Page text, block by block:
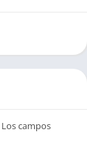
Los campos